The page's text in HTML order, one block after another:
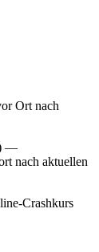
Ort nach
—
nach aktuellen
Crashkurs